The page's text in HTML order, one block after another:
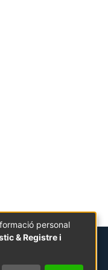
personal
& Registre i